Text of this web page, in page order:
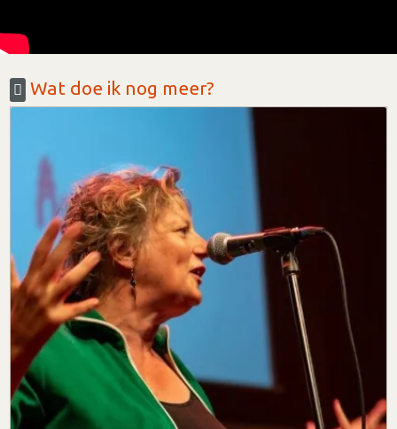
Wat doe ik nog meer?